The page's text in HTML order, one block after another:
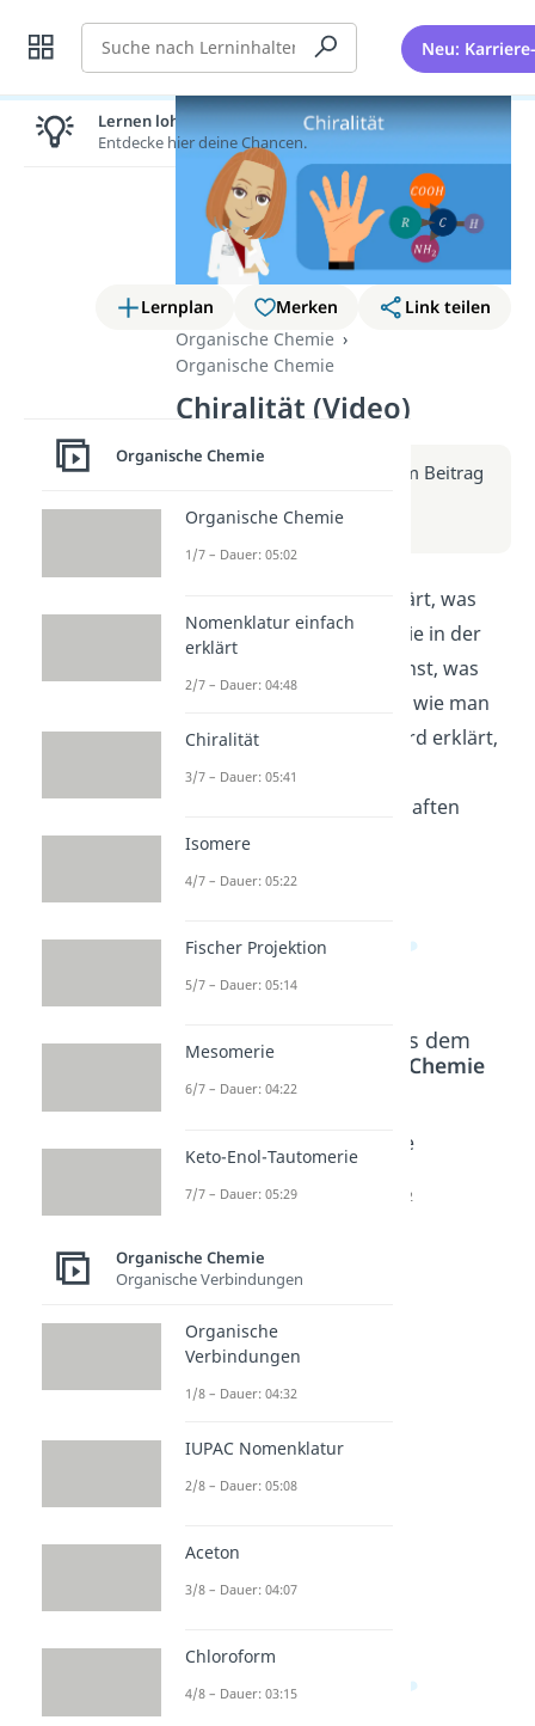
Suche Neu:
Lernplan Merken
Link teilen
Organische Chemie
Organische Chemie
Chiralität (Video)
Weitere Infos erhältst du im Beitrag
zum Beitrag: Chiralität
In diesem Video wird erklärt, was
Chiralität ist und warum sie in der
Chemie wichtig ist. Du lernst, was
chirale Moleküle sind und wie man
sie erkennt. Außerdem wird erklärt,
warum chirale Moleküle
unterschiedliche Eigenschaften
haben können.
Beliebte Inhalte aus dem
Bereich
Organische Chemie
Dauer: 05:22 Projekti
on
Mesome
rie
Dauer: 04:22
Lernen lohnt sich!
Entdecke hier deine Chancen.
Organische Chemie
Organische Chemie
1/7 – Dauer: 05:02
Nomenklatur einfach
erklärt
2/7 – Dauer: 04:48
Chiralität
3/7 – Dauer: 05:41
Isomere
4/7 – Dauer: 05:22
Fischer Projektion
5/7 – Dauer: 05:14
Mesomerie
6/7 – Dauer: 04:22
Keto-Enol-Tautomerie
7/7 – Dauer: 05:29
Organische Chemie
Organische Verbindungen
Organische
Verbindungen
1/8 – Dauer: 04:32
IUPAC Nomenklatur
2/8 – Dauer: 05:08
Aceton
3/8 – Dauer: 04:07
Chloroform
4/8 – Dauer: 03:15